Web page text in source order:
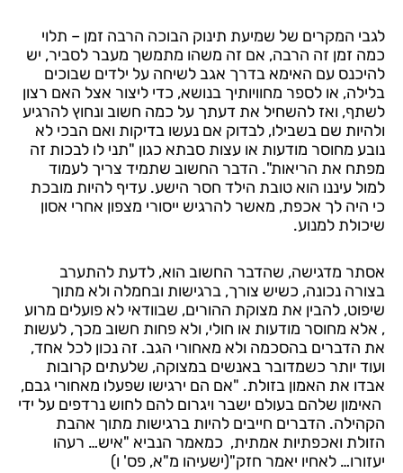
לגבי המקרים של שמיעת תינוק הבוכה הרבה זמן – תלוי
כמה זמן זה הרבה, אם זה משהו מתמשך מעבר לסביר, יש
להיכנס עם האימא בדרך אגב לשיחה על ילדים שבוכים
בלילה, או לספר מחוויותיך בנושא, כדי ליצור אצל האם רצון
לשתף, ואז להשחיל את דעתך על כמה חשוב ונחוץ להרגיע
ולהיות שם בשבילו, לבדוק אם נעשו בדיקות ואם הבכי לא
נובע מחוסר מודעות או עצות סבתא כגון "תני לו לבכות זה
מפתח את הריאות". הדבר החשוב שתמיד צריך לעמוד
למול עיננו הוא טובת הילד חסר הישע. עדיף להיות מובכת
כי היה לך אכפת, מאשר להרגיש ייסורי מצפון אחרי אסון
שיכולת למנוע.
אסתר מדגישה, שהדבר החשוב הוא, לדעת להתערב
בצורה נכונה, כשיש צורך, ברגישות ובחמלה ולא מתוך
שיפוט, להבין את מצוקת ההורים, שבוודאי לא פועלים מרוע
, אלא מחוסר מודעות או חולי, ולא פחות חשוב מכך, לעשות
את הדברים בהסכמה ולא מאחורי הגב. זה נכון לכל אחד,
ועוד יותר כשמדובר באנשים במצוקה, שלעתים קרובות
אבדו את האמון בזולת. "אם הם ירגישו שפעלו מאחורי גבם,
האימון שלהם בעולם ישבר ויגרום להם לחוש נרדפים על ידי
הקהילה. הדברים חייבים להיות ברגישות מתוך אהבת
הזולת ואכפתיות אמתית, כמאמר הנביא "איש… רעהו
יעזורו… לאחיו יאמר חזק"(ישעיהו מ"א, פס' ו)